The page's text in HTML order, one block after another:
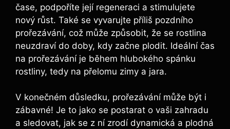
čase, podpoříte její regeneraci a stimulujete
nový růst. Také se vyvarujte příliš pozdního
prořezávání, což může způsobit, že se rostlina
neuzdraví do doby, kdy začne plodit. Ideální čas
na prořezávání je během hlubokého spánku
rostliny, tedy na přelomu zimy a jara.
V konečném důsledku, prořezávání může být i
zábavné! Je to jako se postarat o vaši zahradu
a sledovat, jak se z ní zrodí dynamická a plodná